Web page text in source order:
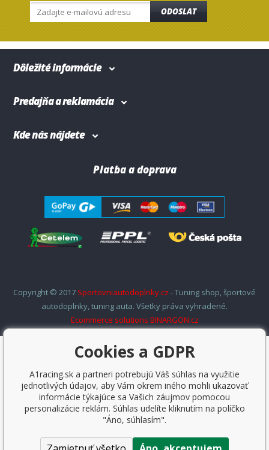
ODOSLAT
Dôležité informácie
Predajňa a reklamácia
Kde nás nájdete
Platba a doprava
Copyright © 2017 Sportovniautodoplnky.cz - Tuning shop, športové
autodoplnky, tuning auta. Všetky práva vyhradené.
Ecommerce solutions BINARGON.cz
Cookies a GDPR
A1racing.sk a partneri potrebujú Váš súhlas na využitie
jednotlivých údajov, aby Vám okrem iného mohli ukazovať
informácie týkajúce sa Vašich záujmov pomocou
personalizácie reklám. Súhlas udelíte kliknutím na políčko
"Áno, súhlasím".